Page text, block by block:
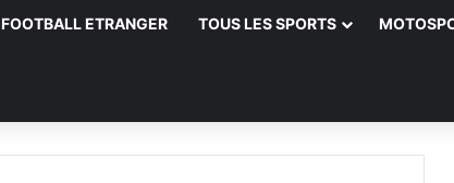
FOOTBALL ETRANGER TOUS LES SPORTS